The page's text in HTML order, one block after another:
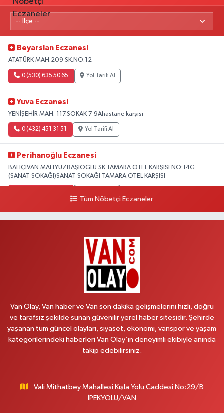
Beyarslan Eczanesi
ATATÜRK MAH.209 SK.NO:12
0 (530) 635 50 65 Yol Tarifi Al
Yuva Eczanesi
YENİŞEHİR MAH. 117.SOKAK 7-9Ahastane karşısı
0 (432) 451 31 51 Yol Tarifi Al
Perihanoğlu Eczanesi
BAHÇİVAN MAH.YÜZBAŞIOĞLU SK.TAMARA OTEL KARŞISI NO:14G
(SANAT SOKAĞI)SANAT SOKAĞI TAMARA OTEL KARŞISI
Yol Tarifi Al
BEYAZIT MAH.ZEYLAN CADDESİ OKYANUS GİYİM YANI NO:1
Afşar Eczanesi
Kazım Karabekir cad.Eski Araştırma Hastanesi karşısı (kent park karşısı )
Gürpınar Eczanesi
Akpınar Mah. Milli Egemenlik Cad.No:7 A
Tüm Nöbetçi Eczaneler
Van Olay, Van haber ve Van son dakika gelişmelerini hızlı, doğru
ve tarafsız şekilde sunan güvenilir yerel haber sitesidir. Şehirde
yaşanan tüm güncel olayları, siyaset, ekonomi, vanspor ve yaşam
kategorilerindeki haberleri Van Olay’ın deneyimli ekibiyle anında
takip edebilirsiniz.
Vali Mithatbey Mahallesi Kışla Yolu Caddesi No:29/B
İPEKYOLU/VAN